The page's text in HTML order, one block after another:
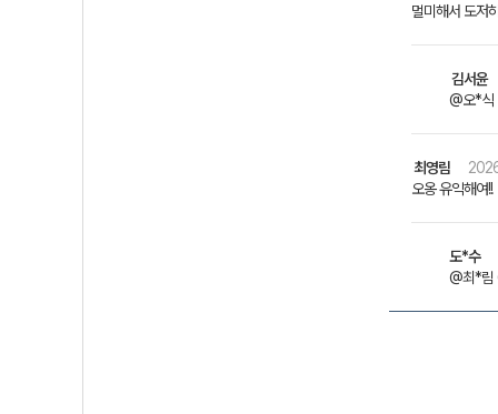
멀미해서 도저
김서윤
@오*식
최영림
오옹 유익해여!!
도*수
@최*림